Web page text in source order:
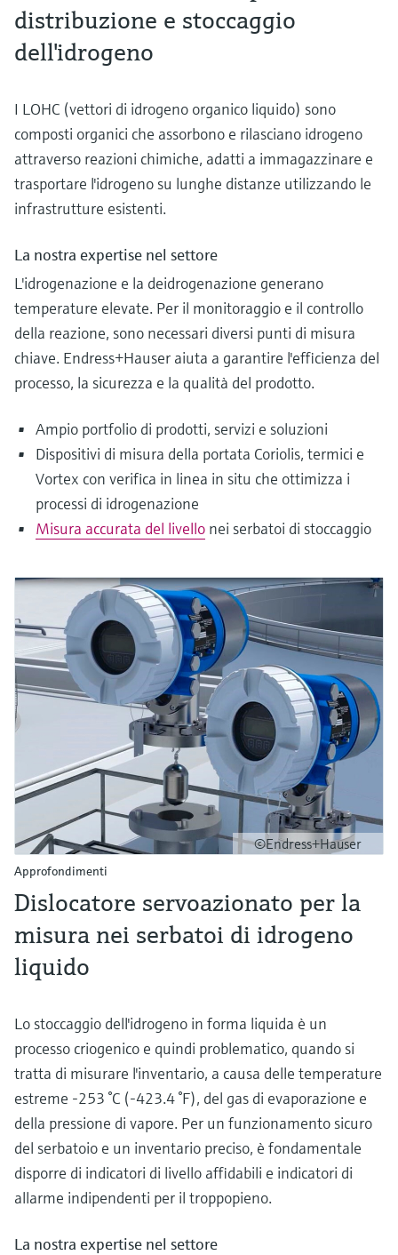
distribuzione e stoccaggio
dell'idrogeno
I LOHC (vettori di idrogeno organico liquido) sono
composti organici che assorbono e rilasciano idrogeno
attraverso reazioni chimiche, adatti a immagazzinare e
trasportare l'idrogeno su lunghe distanze utilizzando le
infrastrutture esistenti.
La nostra expertise nel settore
L'idrogenazione e la deidrogenazione generano
temperature elevate. Per il monitoraggio e il controllo
della reazione, sono necessari diversi punti di misura
chiave. Endress+Hauser aiuta a garantire l'efficienza del
processo, la sicurezza e la qualità del prodotto.
Ampio portfolio di prodotti, servizi e soluzioni
Dispositivi di misura della portata Coriolis, termici e
Vortex con verifica in linea in situ che ottimizza i
processi di idrogenazione
Misura accurata del livello nei serbatoi di stoccaggio
©Endress+Hauser
Approfondimenti
Dislocatore servoazionato per la
misura nei serbatoi di idrogeno
liquido
Lo stoccaggio dell'idrogeno in forma liquida è un
processo criogenico e quindi problematico, quando si
tratta di misurare l'inventario, a causa delle temperature
estreme -253 °C (-423.4 °F), del gas di evaporazione e
della pressione di vapore. Per un funzionamento sicuro
del serbatoio e un inventario preciso, è fondamentale
disporre di indicatori di livello affidabili e indicatori di
allarme indipendenti per il troppopieno.
La nostra expertise nel settore